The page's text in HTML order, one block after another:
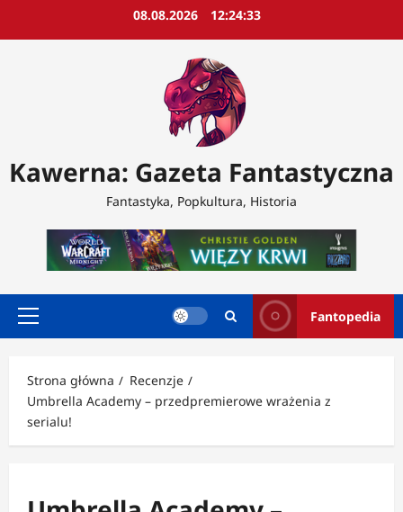
08.08.2026 12:24:36
Kawerna: Gazeta Fantastyczna
Fantastyka, Popkultura, Historia
Menu
Fantopedia
Strona główna
Recenzje
Umbrella Academy – przedpremierowe wrażenia z
serialu!